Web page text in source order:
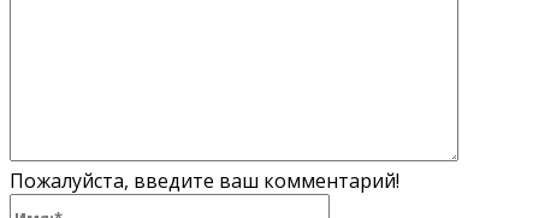
Пожалуйста, введите ваш комментарий!